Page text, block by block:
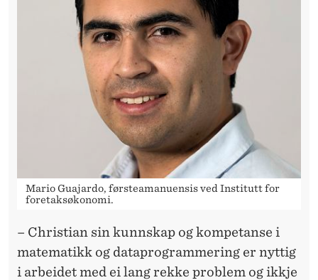
Mario Guajardo, førsteamanuensis ved Institutt for
foretaksøkonomi.
– Christian sin kunnskap og kompetanse i
matematikk og dataprogrammering er nyttig
i arbeidet med ei lang rekke problem og ikkje